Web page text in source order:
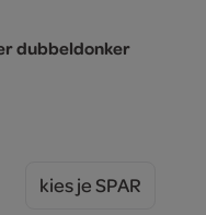
dubbeldonker
kies je SPAR